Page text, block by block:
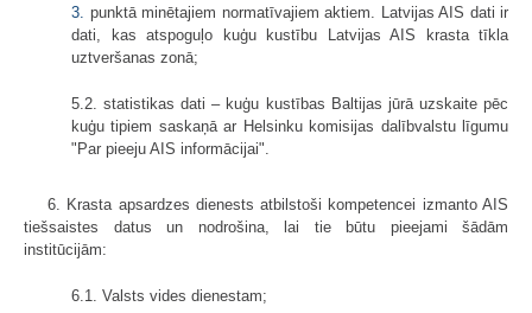
3. punktā minētajiem normatīvajiem aktiem. Latvijas AIS dati ir
dati, kas atspoguļo kuģu kustību Latvijas AIS krasta tīkla
uztveršanas zonā;
5.2. statistikas dati – kuģu kustības Baltijas jūrā uzskaite pēc
kuģu tipiem saskaņā ar Helsinku komisijas dalībvalstu līgumu
"Par pieeju AIS informācijai".
6. Krasta apsardzes dienests atbilstoši kompetencei izmanto AIS
tiešsaistes datus un nodrošina, lai tie būtu pieejami šādām
institūcijām:
6.1. Valsts vides dienestam;